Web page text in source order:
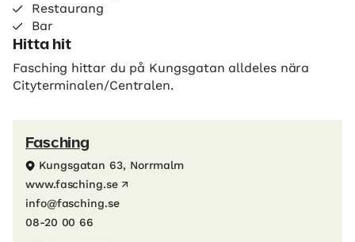
Restaurang
Bar
Hitta hit
Fasching hittar du på Kungsgatan alldeles nära
Cityterminalen/Centralen.
Fasching
Kungsgatan 63, Norrmalm
www.fasching.se
info@fasching.se
08-20 00 66